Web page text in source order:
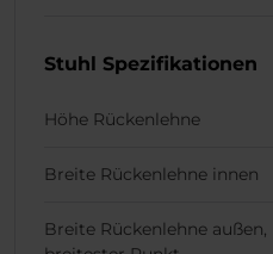
Stuhl Spezifikationen
Höhe Rückenlehne
Breite Rückenlehne innen
Breite Rückenlehne außen,